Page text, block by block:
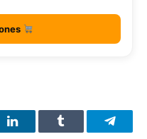
LinkedInTumblr